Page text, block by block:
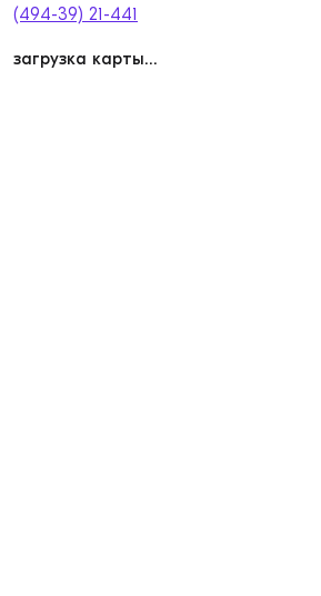
(494-39) 21-441
загрузка карты...